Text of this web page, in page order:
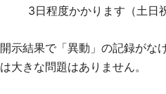
3日程度かかります（土日
開示結果で「異動」の記録がな
は大きな問題はありません。